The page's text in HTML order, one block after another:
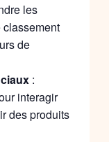
les
de
:
interagir
des produits